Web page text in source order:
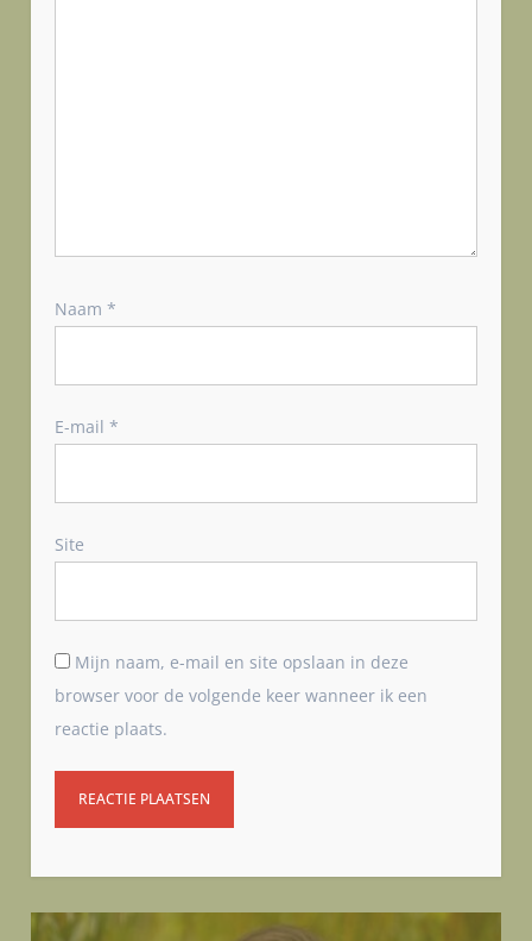
Naam*
E-mail*
Site
Mijn naam, e-mail en site opslaan in deze
browser voor de volgende keer wanneer ik een
reactie plaats.